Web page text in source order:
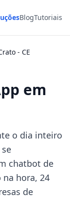
BlogTutoriais
- CE
em
o dia inteiro
chatbot de
hora, 24
de